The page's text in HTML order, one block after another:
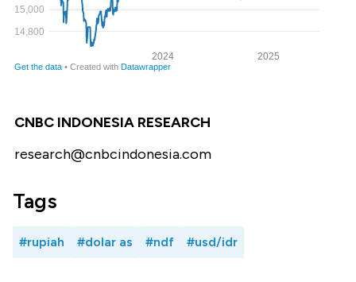
CNBC INDONESIA RESEARCH
research@cnbcindonesia.com
Tags
#rupiah #dolar as #ndf #usd/idr